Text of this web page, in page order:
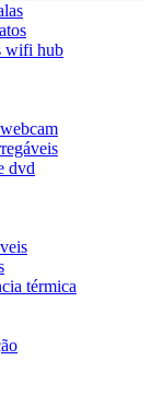
wifi hub
dvd
térmica